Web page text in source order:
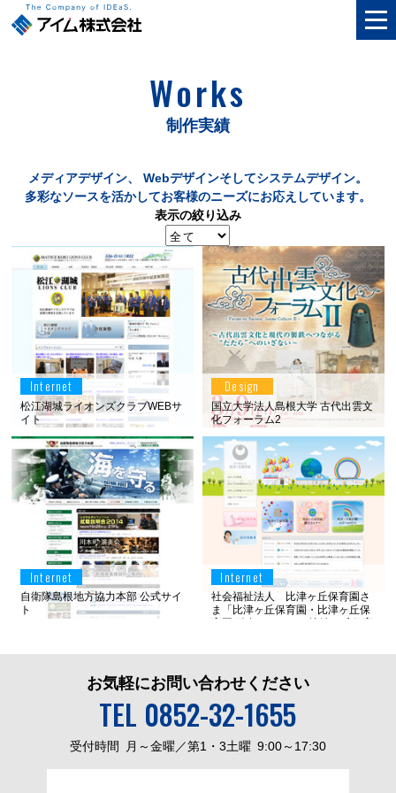
Works
制作実績
メディアデザイン、 Webデザインそしてシステムデザイン。
多彩なソースを活かしてお客様のニーズにお応えしています。
表示の絞り込み
Internet
松江湖城ライオンズクラブWEBサ
イト
Design
国立大学法人島根大学 古代出雲文
化フォーラム2
Internet
自衛隊島根地方協力本部 公式サイ
ト
Internet
社会福祉法人 比津ヶ丘保育園さ
ま「比津ヶ丘保育園・比津ヶ丘保
お気軽にお問い合わせください
TEL 0852-32-1655
受付時間 月～金曜／第1・3土曜 9:00～17:30